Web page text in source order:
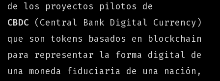
de los proyectos pilotos de
CBDC (Central Bank Digital Currency)
que son tokens basados en blockchain
para representar la forma digital de
una moneda fiduciaria de una nación,